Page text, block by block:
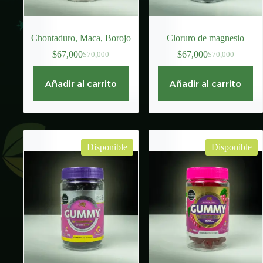
Chontaduro, Maca, Borojo
$70,000
El
original
$70,000.
$67,000El
actual
$67,000.
Añadir al carrito
Cloruro de magnesio
$70,000
El
original
$70,000.
$67,000El
actual
$67,000.
Añadir al carrito
Disponible Disponible